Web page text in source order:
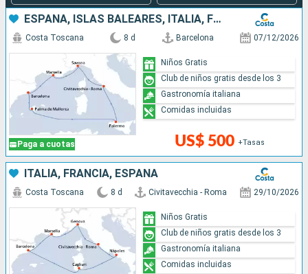
ESPAÑA, ISLAS BALEARES, ITALIA, FRANCIA
Paga a cuotas
Costa Toscana 8 d Barcelona 07/12/2026
US$ 500 +Tasas
Niños Gratis
Club de niños gratis desde los 3
Gastronomía italiana
Comidas incluidas
ITALIA, FRANCIA, ESPAÑA
Costa Toscana 8 d Civitavecchia - Roma 29/10/2026
Niños Gratis
Club de niños gratis desde los 3
Gastronomía italiana
Comidas incluidas